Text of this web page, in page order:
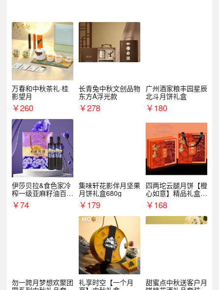
万春和中秋茶礼·桂
影望月
￥260
长青兔中秋文创品物
东方A浮光款
￥278
广州酒家粮丰园星辰
北斗月饼礼盒
￥180
伊莎贝拉&食色家冷
榨一级亚麻籽油百紫
千红500ml*2礼盒
￥74
集味轩花影伴月坚果
月饼礼盒680g
￥179
四两坨云腿月饼【橙
心如意】精品礼盒4
50g/盒
￥168
勿一跨月梦想欢聚团 礼享时空【一个月
甜蜜点中秋送客户月